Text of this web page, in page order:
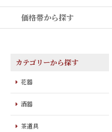
価格帯から探す
カテゴリーから探す
花器
酒器
茶道具